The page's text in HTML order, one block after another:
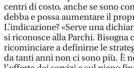
centri di costo, anche se sono
debba e possa aumentare il
L’indicazione? «Serve una
si riconosce alla Parchi. Bisogna
ricominciare a definirne le
da tanti anni non ci sono più. È